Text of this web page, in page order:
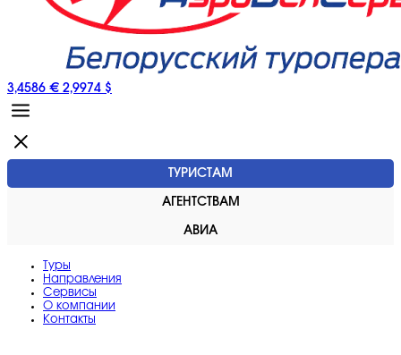
3,4586 € 2,9974 $
ТУРИСТАМ
АГЕНТСТВАМ
АВИА
Туры
Направления
Сервисы
O компании
Контакты